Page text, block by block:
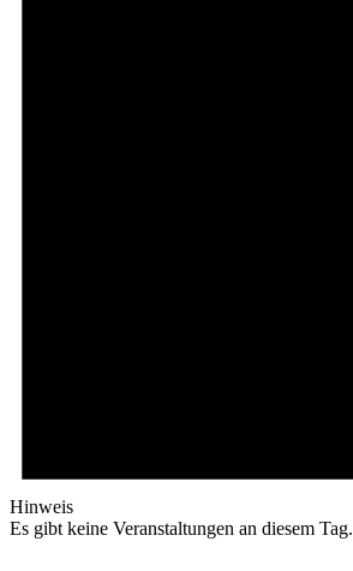
Hinweis
Es gibt keine Veranstaltungen an diesem Tag.